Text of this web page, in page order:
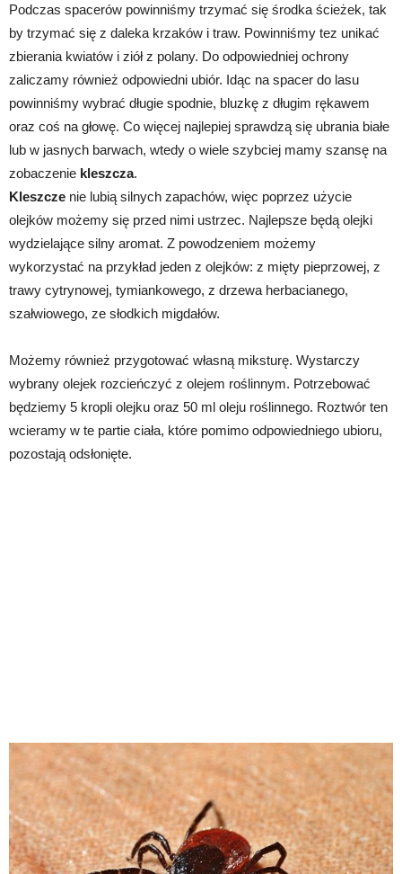
Podczas spacerów powinniśmy trzymać się środka ścieżek, tak
by trzymać się z daleka krzaków i traw. Powinniśmy tez unikać
zbierania kwiatów i ziół z polany. Do odpowiedniej ochrony
zaliczamy również odpowiedni ubiór. Idąc na spacer do lasu
powinniśmy wybrać długie spodnie, bluzkę z długim rękawem
oraz coś na głowę. Co więcej najlepiej sprawdzą się ubrania białe
lub w jasnych barwach, wtedy o wiele szybciej mamy szansę na
zobaczenie kleszcza.
Kleszcze nie lubią silnych zapachów, więc poprzez użycie
olejków możemy się przed nimi ustrzec. Najlepsze będą olejki
wydzielające silny aromat. Z powodzeniem możemy
wykorzystać na przykład jeden z olejków: z mięty pieprzowej, z
trawy cytrynowej, tymiankowego, z drzewa herbacianego,
szałwiowego, ze słodkich migdałów.
Możemy również przygotować własną miksturę. Wystarczy
wybrany olejek rozcieńczyć z olejem roślinnym. Potrzebować
będziemy 5 kropli olejku oraz 50 ml oleju roślinnego. Roztwór ten
wcieramy w te partie ciała, które pomimo odpowiedniego ubioru,
pozostają odsłonięte.